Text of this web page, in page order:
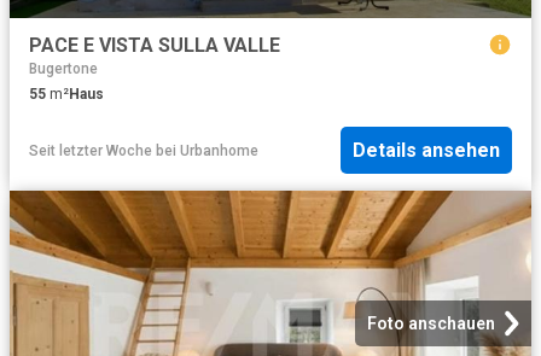
PACE E VISTA SULLA VALLE
Bugertone
55 m²Haus
Seit letzter Woche bei Urbanhome Details ansehen
Foto anschauen